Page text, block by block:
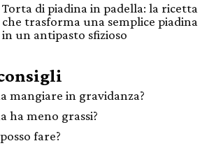
Torta di piadina in padella: la ricetta
che trasforma una semplice piadina
in un antipasto sfizioso
mangiare in gravidanza?
ha meno grassi?
fare?